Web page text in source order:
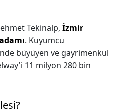
Tekinalp, İzmir
. Kuyumcu
büyüyen ve gayrimenkul
11 milyon 280 bin